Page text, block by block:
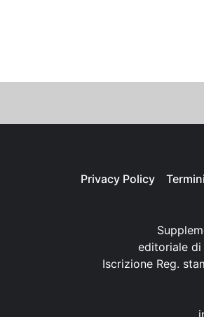
Privacy Policy
editoriale
Iscrizione Reg.